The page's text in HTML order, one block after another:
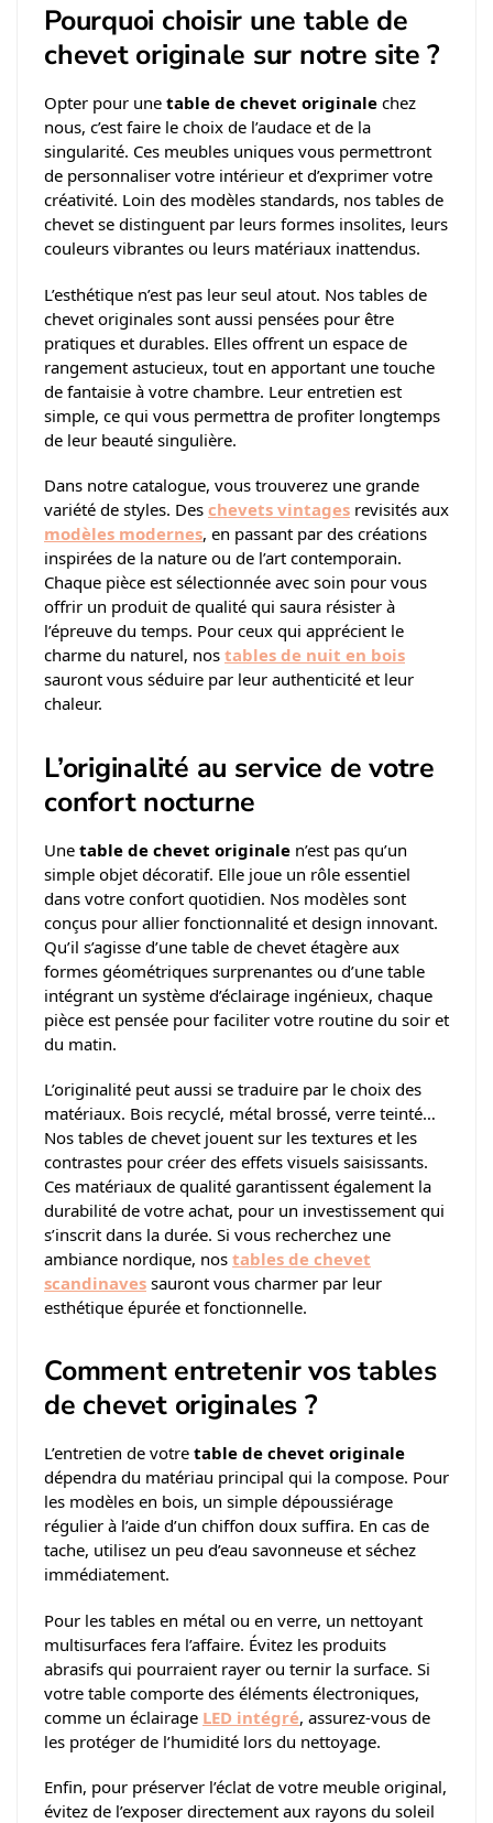
Pourquoi choisir une table de
chevet originale sur notre site ?
Opter pour une table de chevet originale chez
nous, c’est faire le choix de l’audace et de la
singularité. Ces meubles uniques vous permettront
de personnaliser votre intérieur et d’exprimer votre
créativité. Loin des modèles standards, nos tables de
chevet se distinguent par leurs formes insolites, leurs
couleurs vibrantes ou leurs matériaux inattendus.
L’esthétique n’est pas leur seul atout. Nos tables de
chevet originales sont aussi pensées pour être
pratiques et durables. Elles offrent un espace de
rangement astucieux, tout en apportant une touche
de fantaisie à votre chambre. Leur entretien est
simple, ce qui vous permettra de profiter longtemps
de leur beauté singulière.
Dans notre catalogue, vous trouverez une grande
variété de styles. Des chevets vintages revisités aux
modèles modernes, en passant par des créations
inspirées de la nature ou de l’art contemporain.
Chaque pièce est sélectionnée avec soin pour vous
offrir un produit de qualité qui saura résister à
l’épreuve du temps. Pour ceux qui apprécient le
charme du naturel, nos tables de nuit en bois
sauront vous séduire par leur authenticité et leur
chaleur.
L’originalité au service de votre
confort nocturne
Une table de chevet originale n’est pas qu’un
simple objet décoratif. Elle joue un rôle essentiel
dans votre confort quotidien. Nos modèles sont
conçus pour allier fonctionnalité et design innovant.
Qu’il s’agisse d’une table de chevet étagère aux
formes géométriques surprenantes ou d’une table
intégrant un système d’éclairage ingénieux, chaque
pièce est pensée pour faciliter votre routine du soir et
du matin.
L’originalité peut aussi se traduire par le choix des
matériaux. Bois recyclé, métal brossé, verre teinté…
Nos tables de chevet jouent sur les textures et les
contrastes pour créer des effets visuels saisissants.
Ces matériaux de qualité garantissent également la
durabilité de votre achat, pour un investissement qui
s’inscrit dans la durée. Si vous recherchez une
ambiance nordique, nos tables de chevet
scandinaves sauront vous charmer par leur
esthétique épurée et fonctionnelle.
Comment entretenir vos tables
de chevet originales ?
L’entretien de votre table de chevet originale
dépendra du matériau principal qui la compose. Pour
les modèles en bois, un simple dépoussiérage
régulier à l’aide d’un chiffon doux suffira. En cas de
tache, utilisez un peu d’eau savonneuse et séchez
immédiatement.
Pour les tables en métal ou en verre, un nettoyant
multisurfaces fera l’affaire. Évitez les produits
abrasifs qui pourraient rayer ou ternir la surface. Si
votre table comporte des éléments électroniques,
comme un éclairage LED intégré, assurez-vous de
les protéger de l’humidité lors du nettoyage.
Enfin, pour préserver l’éclat de votre meuble original,
évitez de l’exposer directement aux rayons du soleil